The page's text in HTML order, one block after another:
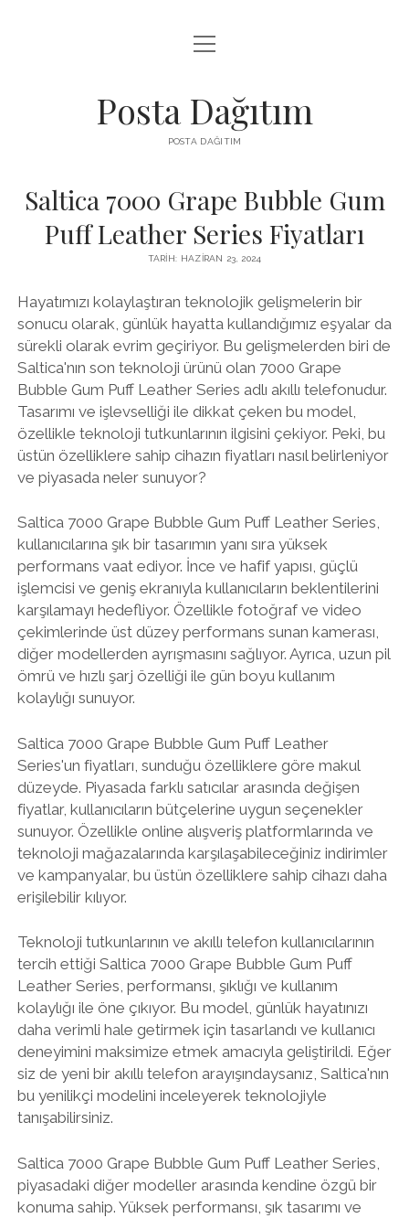
INSTAGRAM GIZLI HIKAYE İZLE
PARASIZ TWITTER BEĞENI YÜKSELTME
menüyü
aç
Posta Dağıtım
POSTA DAĞITIM
Saltica 7000 Grape Bubble Gum
Puff Leather Series Fiyatları
TARIH: HAZIRAN 23, 2024
Hayatımızı kolaylaştıran teknolojik gelişmelerin bir
sonucu olarak, günlük hayatta kullandığımız eşyalar da
sürekli olarak evrim geçiriyor. Bu gelişmelerden biri de
Saltica'nın son teknoloji ürünü olan 7000 Grape
Bubble Gum Puff Leather Series adlı akıllı telefonudur.
Tasarımı ve işlevselliği ile dikkat çeken bu model,
özellikle teknoloji tutkunlarının ilgisini çekiyor. Peki, bu
üstün özelliklere sahip cihazın fiyatları nasıl belirleniyor
ve piyasada neler sunuyor?
Saltica 7000 Grape Bubble Gum Puff Leather Series,
kullanıcılarına şık bir tasarımın yanı sıra yüksek
performans vaat ediyor. İnce ve hafif yapısı, güçlü
işlemcisi ve geniş ekranıyla kullanıcıların beklentilerini
karşılamayı hedefliyor. Özellikle fotoğraf ve video
çekimlerinde üst düzey performans sunan kamerası,
diğer modellerden ayrışmasını sağlıyor. Ayrıca, uzun pil
ömrü ve hızlı şarj özelliği ile gün boyu kullanım
kolaylığı sunuyor.
Saltica 7000 Grape Bubble Gum Puff Leather
Series'un fiyatları, sunduğu özelliklere göre makul
düzeyde. Piyasada farklı satıcılar arasında değişen
fiyatlar, kullanıcıların bütçelerine uygun seçenekler
sunuyor. Özellikle online alışveriş platformlarında ve
teknoloji mağazalarında karşılaşabileceğiniz indirimler
ve kampanyalar, bu üstün özelliklere sahip cihazı daha
erişilebilir kılıyor.
Teknoloji tutkunlarının ve akıllı telefon kullanıcılarının
tercih ettiği Saltica 7000 Grape Bubble Gum Puff
Leather Series, performansı, şıklığı ve kullanım
kolaylığı ile öne çıkıyor. Bu model, günlük hayatınızı
daha verimli hale getirmek için tasarlandı ve kullanıcı
deneyimini maksimize etmek amacıyla geliştirildi. Eğer
siz de yeni bir akıllı telefon arayışındaysanız, Saltica'nın
bu yenilikçi modelini inceleyerek teknolojiyle
tanışabilirsiniz.
Saltica 7000 Grape Bubble Gum Puff Leather Series,
piyasadaki diğer modeller arasında kendine özgü bir
konuma sahip. Yüksek performansı, şık tasarımı ve